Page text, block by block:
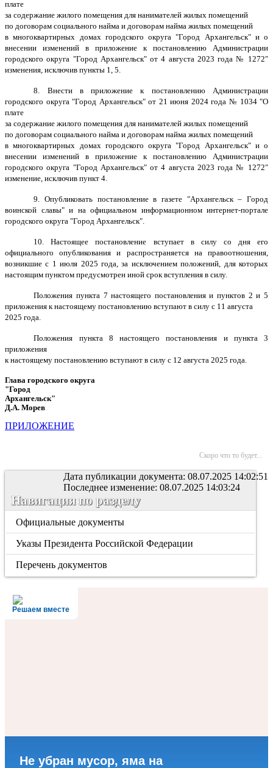
плате
за содержание жилого помещения для нанимателей жилых помещений
по договорам социального найма и договорам найма жилых помещений
в многоквартирных домах городского округа "Город Архангельск" и о
внесении изменений в приложение к постановлению Администрации
городского округа "Город Архангельск" от 4 августа 2023 года № 1272"
изменения, исключив пункты 1, 5.
8. Внести в приложение к постановлению Администрации
городского округа "Город Архангельск" от 21 июня 2024 года № 1034 "О
плате
за содержание жилого помещения для нанимателей жилых помещений
по договорам социального найма и договорам найма жилых помещений
в многоквартирных домах городского округа "Город Архангельск" и о
внесении изменений в приложение к постановлению Администрации
городского округа "Город Архангельск" от 4 августа 2023 года № 1272"
изменение, исключив пункт 4.
9. Опубликовать постановление в газете "Архангельск – Город
воинской славы" и на официальном информационном интернет-портале
городского округа "Город Архангельск".
10. Настоящее постановление вступает в силу со дня его
официального опубликования и распространяется на правоотношения,
возникшие с 1 июля 2025 года, за исключением положений, для которых
настоящим пунктом предусмотрен иной срок вступления в силу.
Положения пункта 7 настоящего постановления и пунктов 2 и 5
приложения к настоящему постановлению вступают в силу с 11 августа
2025 года.
Положения пункта 8 настоящего постановления и пункта 3
приложения
к настоящему постановлению вступают в силу с 12 августа 2025 года.
Глава городского округа
"Город
Архангельск"
Д.А. Морев
ПРИЛОЖЕНИЕ
Скоро что то будет...
Дата публикации документа: 08.07.2025 14:02:51
Последнее изменение: 08.07.2025 14:03:24
Навигация по разделу
Официальные документы
Указы Президента Российской Федерации
Перечень документов
Решаем вместе
Не убран мусор, яма на